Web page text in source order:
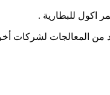
اكول للبطارية .
المعالجات لشركات